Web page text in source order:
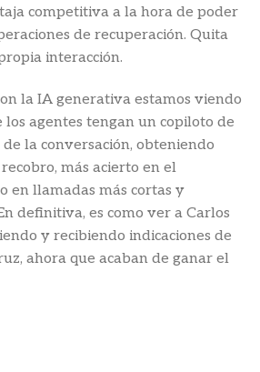
competitiva a la hora de poder
de recuperación. Quita
interacción.
la IA generativa estamos viendo
los agentes tengan un copiloto de
la conversación, obteniendo
más acierto en el
en llamadas más cortas y
definitiva, es como ver a Carlos
y recibiendo indicaciones de
ahora que acaban de ganar el